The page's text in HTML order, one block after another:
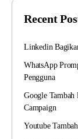
Recent
Linkedin
WhatsApp
Pengguna
Google Tambah
Campaign
Youtube